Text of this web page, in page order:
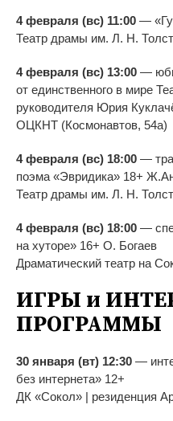
4 февраля (вс) 11:00 — «
Театр драмы им. Л. Н.
4 февраля (вс) 13:00 —
от единственного в мире
руководителя Юрия
ОЦКНТ (Космонавтов, 54а)
4 февраля (вс) 18:00 —
поэма «Эвридика» 18+
Театр драмы им. Л. Н.
4 февраля (вс) 18:00 —
на хуторе» 16+ О. Богаев
Драматический театр на
ИГРЫ и
ПРОГРАММЫ
30 января (вт) 12:30 —
без интернета» 12+
ДК «Сокол» | резиденция